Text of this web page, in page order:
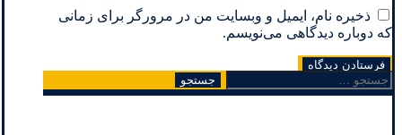
ذخیره نام، ایمیل و وبسایت من در مرورگر برای زمانی
که دوباره دیدگاهی می‌نویسم.
جستجو
برای: